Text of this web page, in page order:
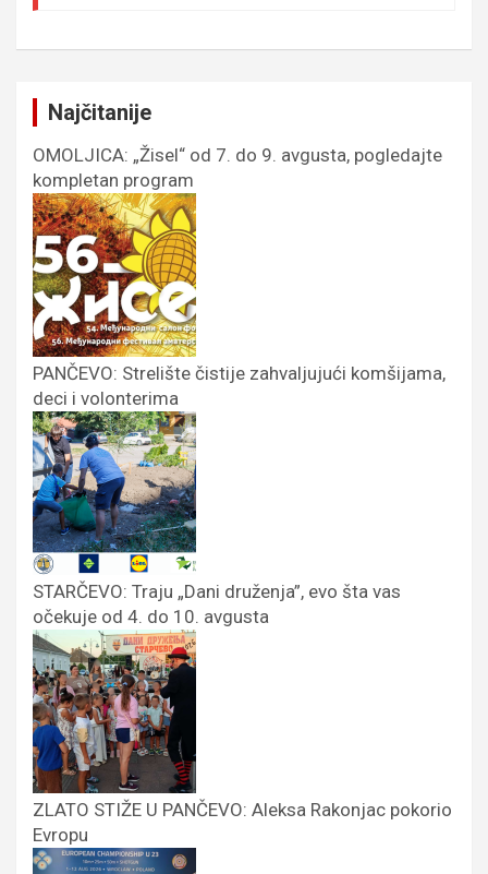
Najčitanije
OMOLJICA: „Žisel“ od 7. do 9. avgusta, pogledajte
kompletan program
PANČEVO: Strelište čistije zahvaljujući komšijama,
deci i volonterima
STARČEVO: Traju „Dani druženja”, evo šta vas
očekuje od 4. do 10. avgusta
ZLATO STIŽE U PANČEVO: Aleksa Rakonjac pokorio
Evropu